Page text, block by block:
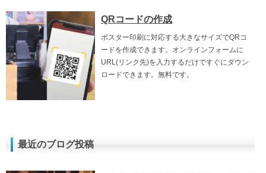
QRコードの作成
ポスター印刷に対応する大きなサイズでQRコ
ードを作成できます。オンラインフォームに
URL(リンク先)を入力するだけですぐにダウン
ロードできます。無料です。
最近のブログ投稿